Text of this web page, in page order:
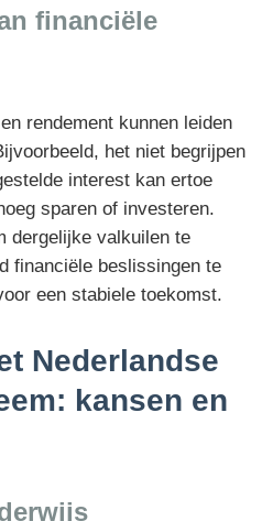
financiële
rendement kunnen leiden
het niet begrijpen
interest kan ertoe
sparen of investeren.
dergelijke valkuilen te
financiële beslissingen te
een stabiele toekomst.
Nederlandse
kansen en